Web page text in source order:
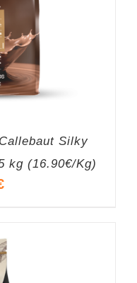
Silky
kg (16.90€/Kg)